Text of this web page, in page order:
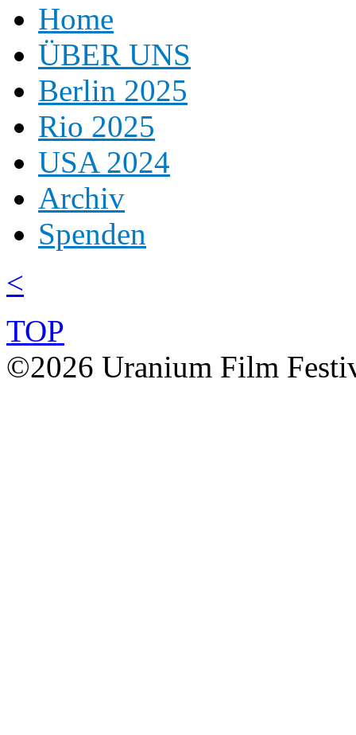
Home
ÜBER UNS
Berlin 2025
Rio 2025
USA 2024
Archiv
Spenden
<
TOP
©2026 Uranium Film